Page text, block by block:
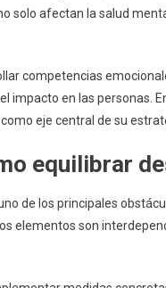
solo afectan la salud
competencias
impacto en las personas.
eje central de su
equilibrar
de los principales
elementos son